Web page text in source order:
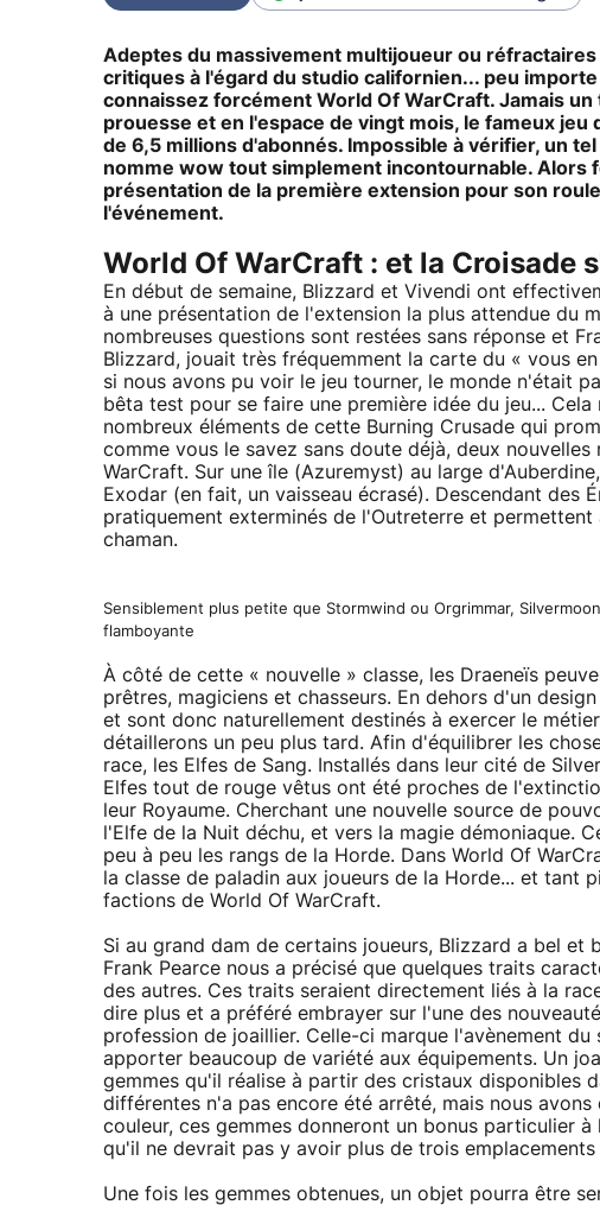
Adeptes du massivement multijoueur ou
critiques à l'égard du studio californien... peu
connaissez forcément World Of WarCraft. Jamais
prouesse et en l'espace de vingt mois, le fameux
de 6,5 millions d'abonnés. Impossible à vérifier, un
nomme wow tout simplement incontournable. Alors
présentation de la première extension pour son
l'événement.
World Of WarCraft : et la Croisade
En début de semaine, Blizzard et Vivendi ont
à une présentation de l'extension la plus attendue du
nombreuses questions sont restées sans réponse et
Blizzard, jouait très fréquemment la carte du « vous
si nous avons pu voir le jeu tourner, le monde n'était
bêta test pour se faire une première idée du jeu...
nombreux éléments de cette Burning Crusade qui
comme vous le savez sans doute déjà, deux
WarCraft. Sur une île (Azuremyst) au large
Exodar (en fait, un vaisseau écrasé). Descendant des
pratiquement exterminés de l'Outreterre et
chaman.
Sensiblement plus petite que Stormwind ou Orgrimmar,
flamboyante
À côté de cette « nouvelle » classe, les Draeneïs
prêtres, magiciens et chasseurs. En dehors d'un
et sont donc naturellement destinés à exercer le
détaillerons un peu plus tard. Afin d'équilibrer les
race, les Elfes de Sang. Installés dans leur cité de
Elfes tout de rouge vêtus ont été proches de
leur Royaume. Cherchant une nouvelle source de
l'Elfe de la Nuit déchu, et vers la magie démoniaque.
peu à peu les rangs de la Horde. Dans World Of
la classe de paladin aux joueurs de la Horde... et tant
factions de World Of WarCraft.
Si au grand dam de certains joueurs, Blizzard a bel
Frank Pearce nous a précisé que quelques traits
des autres. Ces traits seraient directement liés à la
dire plus et a préféré embrayer sur l'une des
profession de joaillier. Celle-ci marque l'avènement
apporter beaucoup de variété aux équipements. Un
gemmes qu'il réalise à partir des cristaux disponibles
différentes n'a pas encore été arrêté, mais nous
couleur, ces gemmes donneront un bonus particulier
qu'il ne devrait pas y avoir plus de trois
Une fois les gemmes obtenues, un objet pourra être